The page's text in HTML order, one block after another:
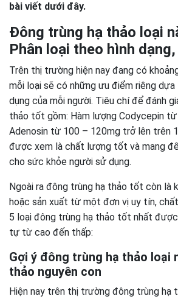
bài viết dưới đây.
Đông trùng hạ thảo loại
Phân loại theo hình
Trên thị trường hiện nay đang có
mỗi loại sẽ có những ưu điểm riêng
dụng của mỗi người. Tiêu chí để đánh
thảo tốt gồm: Hàm lượng Codycepin
Adenosin từ 100 – 120mg trở lên trên
được xem là chất lượng tốt và mang
cho sức khỏe người sử dụng.
Ngoài ra đông trùng hạ thảo tốt còn là
hoặc sản xuất từ một đơn vị uy tín,
5 loại đông trùng hạ thảo tốt nhất
tự từ cao đến thấp:
Gợi ý đông trùng hạ thảo loại
thảo nguyên con
Hiện nay trên thị trường đông trùng hạ